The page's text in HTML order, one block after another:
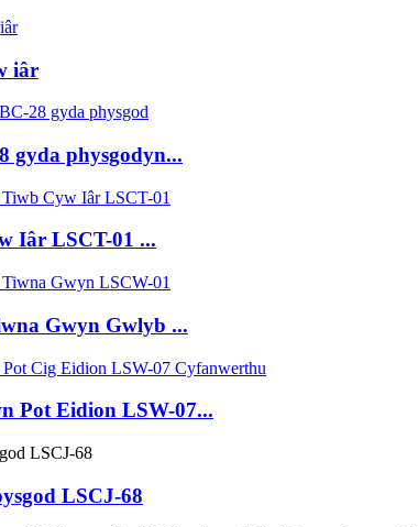
iâr
gyda physgodyn...
Iâr LSCT-01 ...
Gwyn Gwlyb ...
Pot Eidion LSW-07...
LSCJ-68